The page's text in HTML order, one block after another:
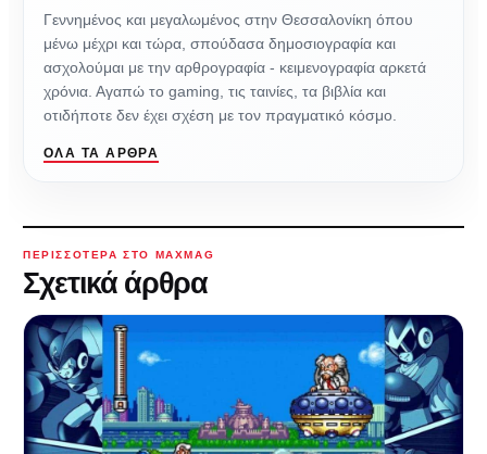
Γεννημένος και μεγαλωμένος στην Θεσσαλονίκη όπου
μένω μέχρι και τώρα, σπούδασα δημοσιογραφία και
ασχολούμαι με την αρθρογραφία - κειμενογραφία αρκετά
χρόνια. Αγαπώ το gaming, τις ταινίες, τα βιβλία και
οτιδήποτε δεν έχει σχέση με τον πραγματικό κόσμο.
ΌΛΑ ΤΑ ΆΡΘΡΑ
ΠΕΡΙΣΣΌΤΕΡΑ ΣΤΟ MAXMAG
Σχετικά άρθρα